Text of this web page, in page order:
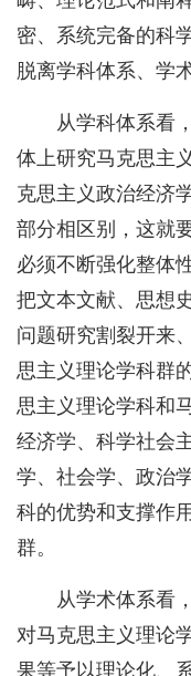
密、系统完备的科
脱离学科体系、学
从学科体系看
体上研究马克思主
克思主义政治经济
部分相区别，这就
必须不断强化整体
把文本文献、思想
问题研究割裂开来
思主义理论学科群
思主义理论学科和
经济学、科学社会
学、社会学、政治
科的优势和支撑作
群。
从学术体系看
对马克思主义理论
果等予以理论化、